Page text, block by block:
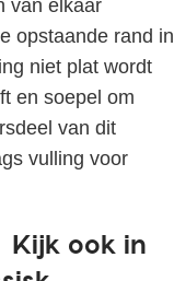
van elkaar
opstaande rand in
niet plat wordt
en soepel om
van dit
vulling voor
Kijk ook in